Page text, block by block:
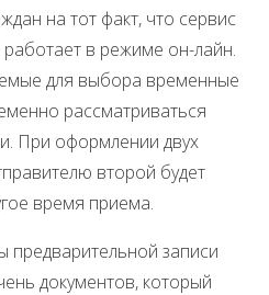
на тот факт, что сервис
в режиме он-лайн.
для выбора временные
рассматриваться
При оформлении двух
второй будет
время приема.
записи
документов, который